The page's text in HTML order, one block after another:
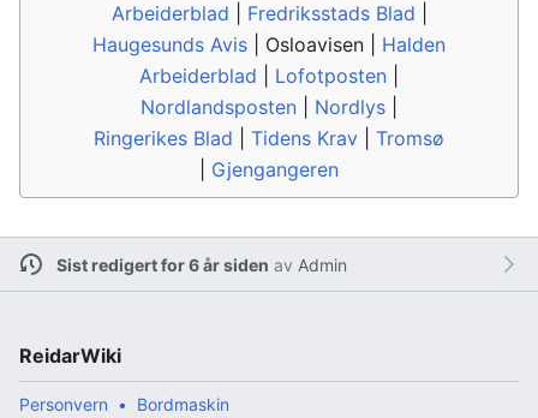
Arbeiderblad
Fredriksstads Blad
Haugesunds Avis
Osloavisen
Halden
Arbeiderblad
Lofotposten
Nordlandsposten
Nordlys
Ringerikes Blad
Tidens Krav
Tromsø
Gjengangeren
Sist redigert for 6 år siden av Admin
ReidarWiki
Personvern Bordmaskin